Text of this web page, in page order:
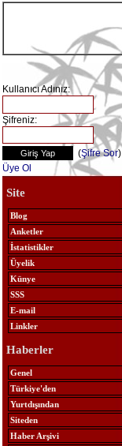
Kullanıcı Adınız:
Şifreniz:
(Şifre Sor)
Üye Ol
Site
Blog
Anketler
İstatistikler
Üyelik
Künye
SSS
E-mail
Linkler
Haberler
Genel
Türkiye'den
Yurtdışından
Siteden
Haber Arşivi